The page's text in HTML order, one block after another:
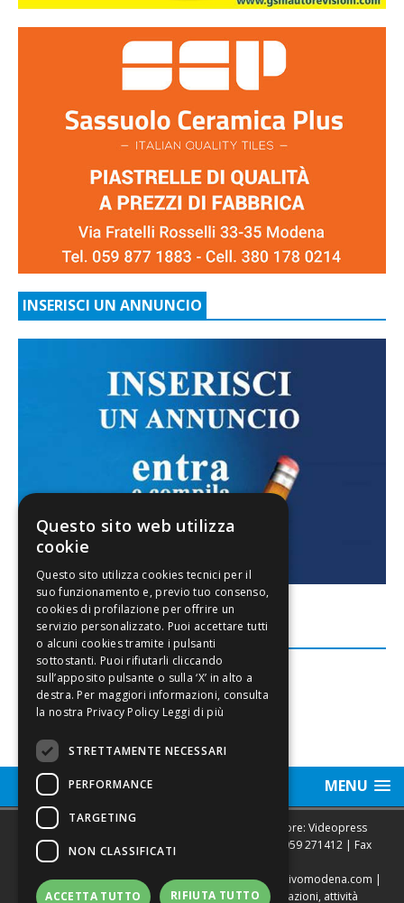
INSERISCI UN ANNUNCIO
FACEBOOK
MENU
Sede legale, Redazione, pubblicità e annunci Editore: Videopress
Modena S.r.l. via Emilia Est, 402/6 - Modena | Tel.
059 271412 | Fax
Direttore Resp. Giovanni Botti | email:redazione@vivomodena.com |
www.vivomodena.it | Diffusione gratuita in abitazioni, attività
Questo sito web utilizza
cookie
Leggi di più
STRETTAMENTE NECESSARI
PERFORMANCE
TARGETING
NON CLASSIFICATI
ACCETTA TUTTO RIFIUTA TUTTO